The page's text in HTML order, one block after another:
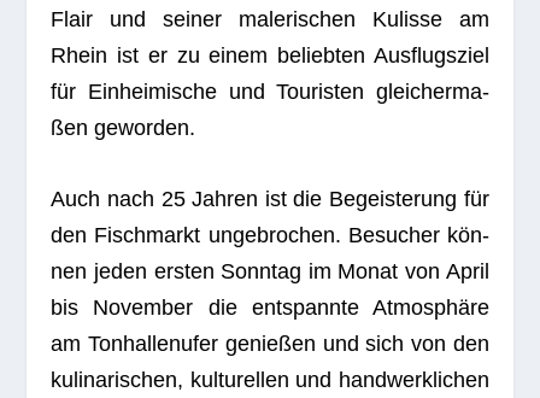
Flair und sei­ner male­ri­schen Kulisse am
Rhein ist er zu einem belieb­ten Aus­flugs­ziel
für Ein­hei­mi­sche und Tou­ris­ten glei­cher­ma­
ßen geworden.
Auch nach 25 Jah­ren ist die Begeis­te­rung für
den Fisch­markt unge­bro­chen. Besu­cher kön­
nen jeden ers­ten Sonn­tag im Monat von April
bis Novem­ber die ent­spannte Atmo­sphäre
am Ton­hal­len­ufer genie­ßen und sich von den
kuli­na­ri­schen, kul­tu­rel­len und hand­werk­li­chen